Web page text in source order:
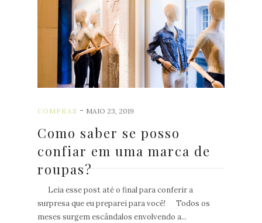
COMPRAS - MAIO 23, 2019
Como saber se posso
confiar em uma marca de
roupas?
Leia esse post até o final para conferir a
surpresa que eu preparei para você! Todos os
meses surgem escândalos envolvendo a...